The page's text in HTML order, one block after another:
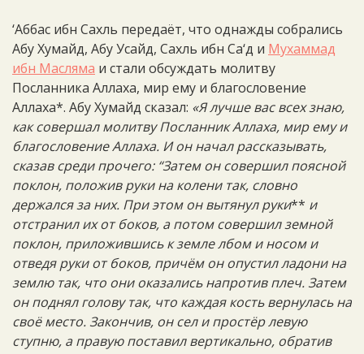
‘Аббас ибн Сахль передаёт, что однажды собрались
Абу Хумайд, Абу Усайд, Сахль ибн Са‘д и Мухаммад
ибн Масляма и стали обсуждать молитву
Посланника Аллаха, мир ему и благословение
Аллаха*. Абу Хумайд сказал: «Я лучше вас всех знаю,
как совершал молитву Посланник Аллаха, мир ему и
благословение Аллаха. И он начал рассказывать,
сказав среди прочего: “Затем он совершил поясной
поклон, положив руки на колени так, словно
держался за них. При этом он вытянул руки** и
отстранил их от боков, а потом совершил земной
поклон, приложившись к земле лбом и носом и
отведя руки от боков, причём он опустил ладони на
землю так, что они оказались напротив плеч. Затем
он поднял голову так, что каждая кость вернулась на
своё место. Закончив, он сел и простёр левую
ступню, а правую поставил вертикально, обратив